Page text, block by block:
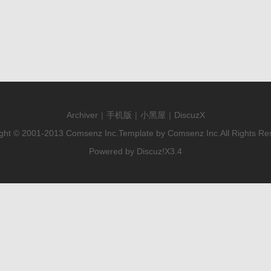
Archiver | 手机版 | 小黑屋 | DiscuzX
© 2001-2013 Comsenz Inc. Template by Comsenz Inc. All Rights
Powered by Discuz!X3.4